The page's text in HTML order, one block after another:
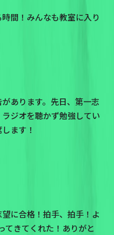
間！みんなも教室に入り
あります。先日、第一志
ジオを聴かず勉強してい
ます！
に合格！拍手、拍手！よ
てきてくれた！ありがと